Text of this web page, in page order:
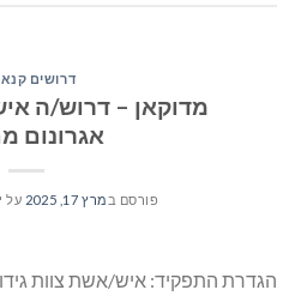
דרושים
מדוקאן – דרוש/ה
אגרונום
פורסם במרץ 17, 2025 על
הגדרת התפקיד: איש/אשת צוות